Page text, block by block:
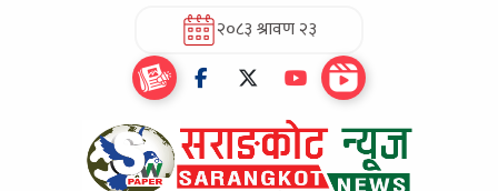
२०८३ श्रावण २३